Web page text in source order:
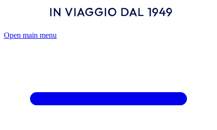
Open main menu